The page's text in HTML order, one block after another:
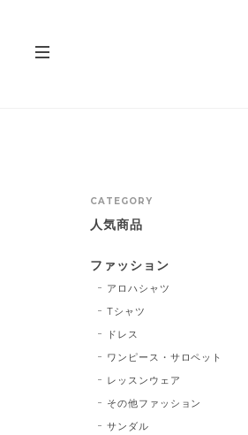
CATEGORY
人気商品
ファッション
アロハシャツ
Tシャツ
ドレス
ワンピース・サロペット
レッスンウェア
その他ファッション
サンダル